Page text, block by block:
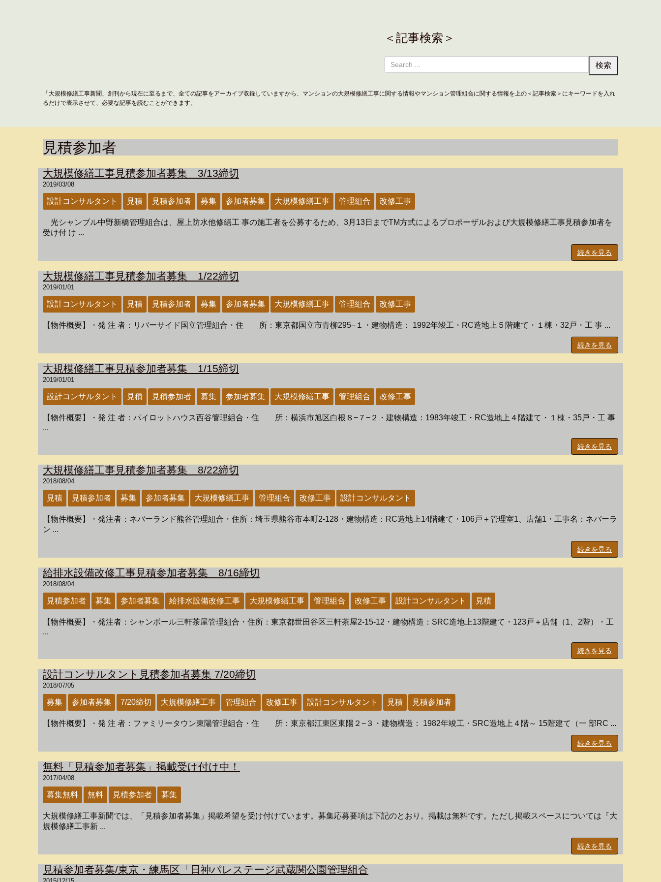
＜記事検索＞
「大規模修繕工事新聞」創刊から現在に至るまで、全ての記事をアーカイブ収録していますから、マンションの大規模修繕工事に関する情報やマンション管理組合に関する情報を上の＜記事検索＞にキーワードを入れ
るだけで表示させて、必要な記事を読むことができます。
見積参加者
大規模修繕工事見積参加者募集 3/13締切
2019/03/08
設計コンサルタント 見積 見積参加者 募集 参加者募集 大規模修繕工事 管理組合 改修工事
光シャンブル中野新橋管理組合は、屋上防水他修繕工 事の施工者を公募するため、3月13日までTM方式によるプロポーザルおよび大規模修繕工事見積参加者を
受け付 け ...
続きを見る
大規模修繕工事見積参加者募集 1/22締切
2019/01/01
設計コンサルタント 見積 見積参加者 募集 参加者募集 大規模修繕工事 管理組合 改修工事
【物件概要】・発 注 者：リバーサイド国立管理組合・住 所：東京都国立市青柳295−１・建物構造： 1992年竣工・RC造地上５階建て・１棟・32戸・工 事 ...
続きを見る
大規模修繕工事見積参加者募集 1/15締切
2019/01/01
設計コンサルタント 見積 見積参加者 募集 参加者募集 大規模修繕工事 管理組合 改修工事
【物件概要】・発 注 者：パイロットハウス西谷管理組合・住 所：横浜市旭区白根８−７−２・建物構造：1983年竣工・RC造地上４階建て・１棟・35戸・工 事
...
続きを見る
大規模修繕工事見積参加者募集 8/22締切
2018/08/04
見積 見積参加者 募集 参加者募集 大規模修繕工事 管理組合 改修工事 設計コンサルタント
【物件概要】・発注者：ネバーランド熊谷管理組合・住所：埼玉県熊谷市本町2-128・建物構造：RC造地上14階建て・106戸＋管理室1、店舗1・工事名：ネバーラ
ン ...
続きを見る
給排水設備改修工事見積参加者募集 8/16締切
2018/08/04
見積参加者 募集 参加者募集 給排水設備改修工事 大規模修繕工事 管理組合 改修工事 設計コンサルタント 見積
【物件概要】・発注者：シャンボール三軒茶屋管理組合・住所：東京都世田谷区三軒茶屋2-15-12・建物構造：SRC造地上13階建て・123戸＋店舗（1、2階）・工
...
続きを見る
設計コンサルタント見積参加者募集 7/20締切
2018/07/05
募集 参加者募集 7/20締切 大規模修繕工事 管理組合 改修工事 設計コンサルタント 見積 見積参加者
【物件概要】・発 注 者：ファミリータウン東陽管理組合・住 所：東京都江東区東陽２−３・建物構造： 1982年竣工・SRC造地上４階～ 15階建て（一 部RC ...
続きを見る
無料「見積参加者募集」掲載受け付け中！
2017/04/08
募集無料 無料 見積参加者 募集
大規模修繕工事新聞では、「見積参加者募集」掲載希望を受け付けています。募集応募要項は下記のとおり。掲載は無料です。ただし掲載スペースについては『大
規模修繕工事新 ...
続きを見る
見積参加者募集/東京・練馬区「日神パレステージ武蔵関公園管理組合